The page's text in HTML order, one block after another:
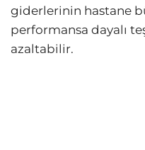
giderlerinin hastane
performansa dayalı
azaltabilir.